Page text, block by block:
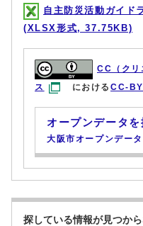
自主防災活動ガイド
(XLSX形式, 37.75KB)
CC（クリ
ス
におけるCC-
オープンデータを
大阪市オープンデー
探している情報が見つか